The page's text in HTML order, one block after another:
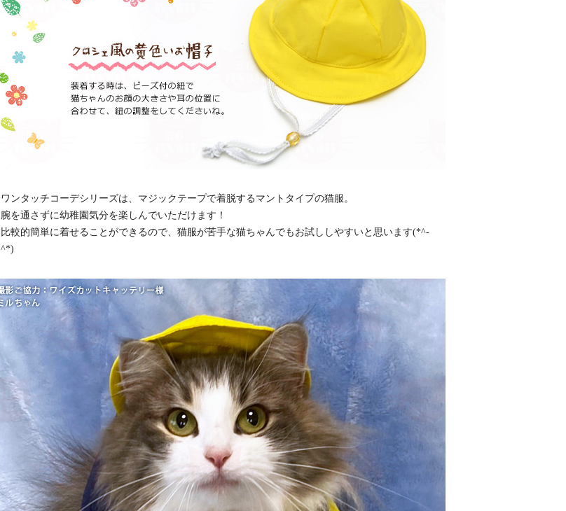
ワンタッチコーデシリーズは、マジックテープで着脱するマントタイプの猫服。
腕を通さずに幼稚園気分を楽しんでいただけます！
比較的簡単に着せることができるので、猫服が苦手な猫ちゃんでもお試ししやすいと思います(*^‐
^*)